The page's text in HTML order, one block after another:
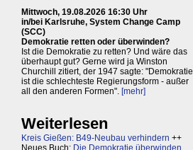
Mittwoch, 19.08.2026 16:30 Uhr
in/bei Karlsruhe, System Change Camp
(SCC)
Demokratie retten oder überwinden?
Ist die Demokratie zu retten? Und wäre das
überhaupt gut? Gerne wird ja Winston
Churchill zitiert, der 1947 sagte: "Demokratie
ist die schlechteste Regierungsform - außer
all den anderen Formen". [mehr]
Weiterlesen
Kreis Gießen: B49-Neubau verhindern ++